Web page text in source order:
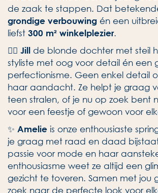
de zaak te stappen. Dat
grondige verbouwing én een
liefst 300 m² winkelplezier.
👱‍♀️ Jill
de blonde dochter met steil
styliste met oog voor detail én een
perfectionisme. Geen enkel detail
haar aandacht. Ze helpt je graag
teen stralen, of je nu op zoek bent
voor een feestje of gewoon voor
✨ Amelie is onze enthousiaste
je graag met raad en daad
passie voor mode en haar
enthousiasme weet ze altijd een
gezicht te toveren. Samen met jou
zoek naar de perfecte look voor